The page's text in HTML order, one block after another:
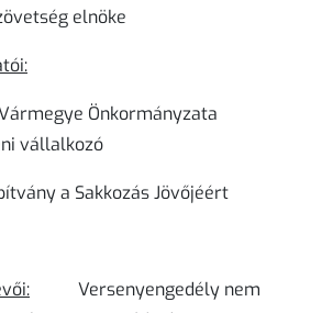
elnöke
Önkormányzata
vállalkozó
a Sakkozás Jövőjéért
Versenyengedély nem